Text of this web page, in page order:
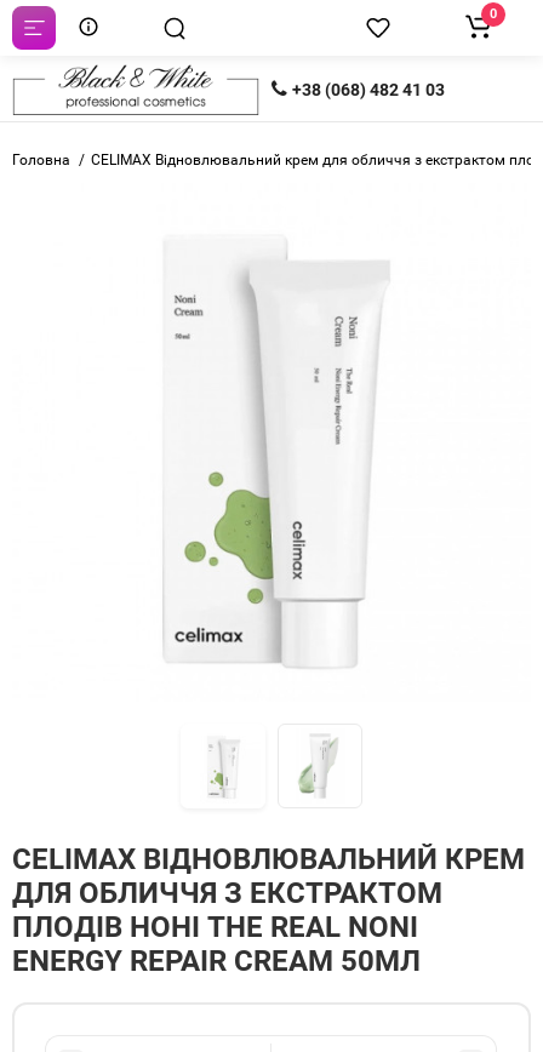
+38 (068) 482 41 03
0
Головна CELIMAX Відновлювальний крем для обличчя з екстрактом
CELIMAX ВІДНОВЛЮВАЛЬНИЙ КРЕМ
ДЛЯ ОБЛИЧЧЯ З ЕКСТРАКТОМ
ПЛОДІВ НОНІ THE REAL NONI
ENERGY REPAIR CREAM 50МЛ